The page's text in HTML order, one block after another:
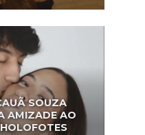
SOUZA
AMIZADE AO